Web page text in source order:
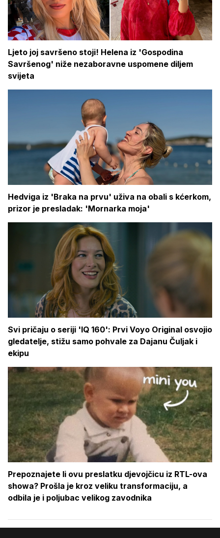
Ljeto joj savršeno stoji! Helena iz 'Gospodina
Savršenog' niže nezaboravne uspomene diljem
svijeta
Hedviga iz 'Braka na prvu' uživa na obali s kćerkom,
prizor je presladak: 'Mornarka moja'
Svi pričaju o seriji 'IQ 160': Prvi Voyo Original osvojio
gledatelje, stižu samo pohvale za Dajanu Čuljak i
ekipu
Prepoznajete li ovu preslatku djevojčicu iz RTL-ova
showa? Prošla je kroz veliku transformaciju, a
odbila je i poljubac velikog zavodnika